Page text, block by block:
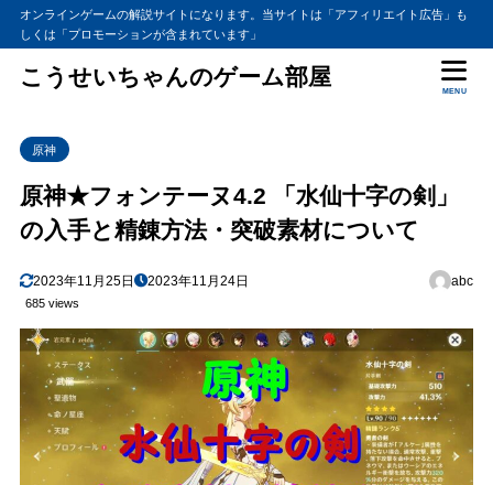
オンラインゲームの解説サイトになります。当サイトは「アフィリエイト広告」も
しくは「プロモーションが含まれています」
こうせいちゃんのゲーム部屋
MENU
原神
原神★フォンテーヌ4.2 「水仙十字の剣」
の入手と精錬方法・突破素材について
2023年11月25日 2023年11月24日 abc
685 views